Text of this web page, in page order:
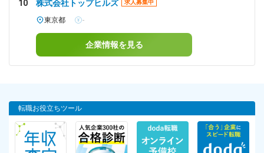
10 株式会社トップヒルズ 求人募集中
東京都 -
企業情報を見る
転職お役立ちツール